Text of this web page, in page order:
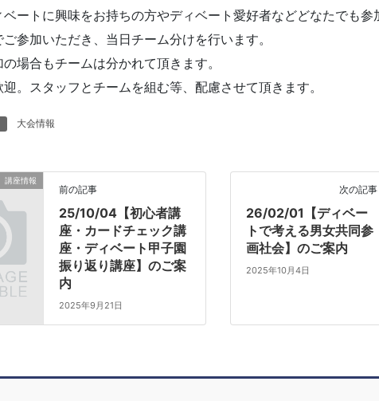
ベートに興味をお持ちの方やディベート愛好者などどなたでも参
ご参加いただき、当日チーム分けを行います。
の場合もチームは分かれて頂きます。
迎。スタッフとチームを組む等、配慮させて頂きます。
大会情報
講座情報
前の記事
25/10/04【初心者講
座・カードチェック講
座・ディベート甲子園
振り返り講座】のご案
内
2025年9月21日
次の記事
26/02/01【ディベー
トで考える男女共同参
画社会】のご案内
2025年10月4日